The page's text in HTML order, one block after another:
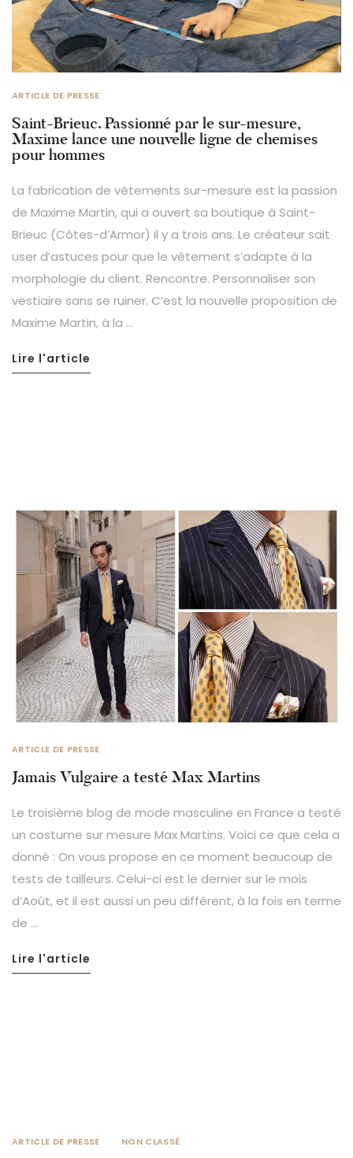
ARTICLE DE PRESSE
Saint-Brieuc. Passionné par le sur-mesure,
Maxime lance une nouvelle ligne de chemises
pour hommes
La fabrication de vêtements sur-mesure est la passion
de Maxime Martin, qui a ouvert sa boutique à Saint-
Brieuc (Côtes-d’Armor) il y a trois ans. Le créateur sait
user d’astuces pour que le vêtement s’adapte à la
morphologie du client. Rencontre. Personnaliser son
vestiaire sans se ruiner. C’est la nouvelle proposition de
Maxime Martin, à la …
Lire l'article
ARTICLE DE PRESSE
Jamais Vulgaire a testé Max Martins
Le troisième blog de mode masculine en France a testé
un costume sur mesure Max Martins. Voici ce que cela a
donné : On vous propose en ce moment beaucoup de
tests de tailleurs. Celui-ci est le dernier sur le mois
d’Août, et il est aussi un peu différent, à la fois en terme
de …
Lire l'article
ARTICLE DE PRESSE NON CLASSÉ